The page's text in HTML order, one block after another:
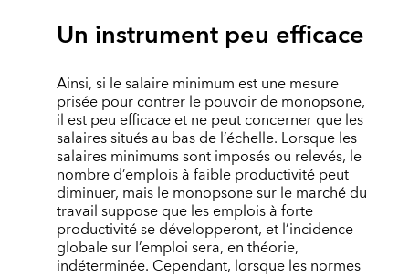
Un instrument peu efficace
Ainsi, si le salaire minimum est une mesure
prisée pour contrer le pouvoir de monopsone,
il est peu efficace et ne peut concerner que les
salaires situés au bas de l’échelle. Lorsque les
salaires minimums sont imposés ou relevés, le
nombre d’emplois à faible productivité peut
diminuer, mais le monopsone sur le marché du
travail suppose que les emplois à forte
productivité se développeront, et l’incidence
globale sur l’emploi sera, en théorie,
indéterminée. Cependant, lorsque les normes